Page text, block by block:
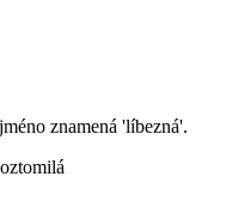
znamená 'líbezná'.